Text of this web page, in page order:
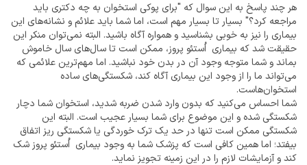
هر چند پاسخ به این سوال که "برای پوکی استخوان به چه دکتری باید
مراجعه کرد؟" بسیار تا بسیار مهم است، اما شما باید علائم و نشانه‌های این
بیماری را نیز به خوبی بشناسید و همواره آگاه باشید. البته نمی‌توان منکر این
حقیقت شد که بیماری اُستئو پروز، ممکن است تا سال‌های سال خاموش
بماند و شما متوجه وجود آن در بدن خود نباشید. اما مهم‌ترین علائمی که
می‌تواند ما را از وجود این بیماری آگاه کند، شکستگی‌های ساده
استخوان‌هاست.
شما احساس می‌کنید که بدون وارد شدن ضربه‌ شدید، استخوان شما دچار
شکستگی شده و این موضوع برای شما بسیار عجیب است. البته این
شکستگی ممکن است تنها در حد یک ترک خوردگی یا شکستگی ریز اتفاق
بیفتد؛ اما همین کافی است که پزشک شما به وجود بیماری اُستئو پروز شک
کند و آزمایشات لازم را در این زمینه تجویز نماید.